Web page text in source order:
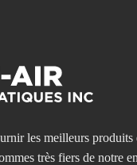
les meilleurs produits
très fiers de notre